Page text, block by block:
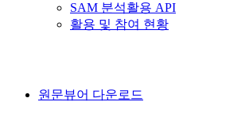
SAM 분석활용 API
활용 및 참여 현황
원문뷰어 다운로드